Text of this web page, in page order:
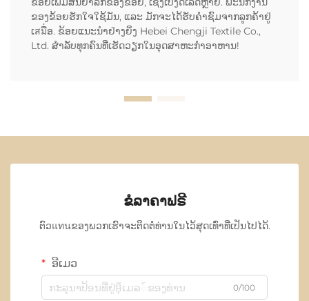
ຂອງຂ້ອຍຮັກໃຈໃຊ້ມັນ, ແລະ ມັກຈະໄດ້ຮັບຄຳຊົມຈາກລູກຄ້າຢູ່
ເสมື່ອ. ຂ້ອຍແນະນຳຢ່າງຍິ່ງ Hebei Chengji Textile Co.,
Ltd. ສຳລັບທຸກຄົນທີ່ເຮັດວຽກໃນອຸດສາຫະກຳອາຫານ!
ຂໍລາຄາຟຣີ
ຕົວแทนຂອງພວກເຮົາຈະຕິດຕໍ່ທ່ານໃນໄວ້ສຸດເທົ່າທີ່ເປັນໄປໄດ້.
ອີເມວ
0/100